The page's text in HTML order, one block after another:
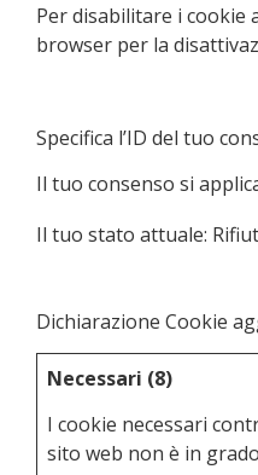
Per disabilitare i cookie
browser per la
Specifica l’ID del tuo
Il tuo consenso si
Il tuo stato attuale:
Dichiarazione Cookie
Necessari (8)
I cookie necessari
sito web non è in